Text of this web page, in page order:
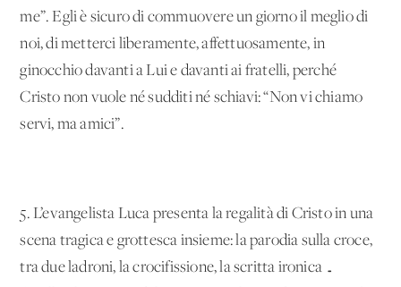
me”. Egli è sicuro di commuovere un giorno il meglio di
noi, di metterci liberamente, affettuosamente, in
ginocchio davanti a Lui e davanti ai fratelli, perché
Cristo non vuole né sudditi né schiavi: “Non vi chiamo
servi, ma amici”.
5. L’evangelista Luca presenta la regalità di Cristo in una
scena tragica e grottesca insieme: la parodia sulla croce,
tra due ladroni, la crocifissione, la scritta ironica …